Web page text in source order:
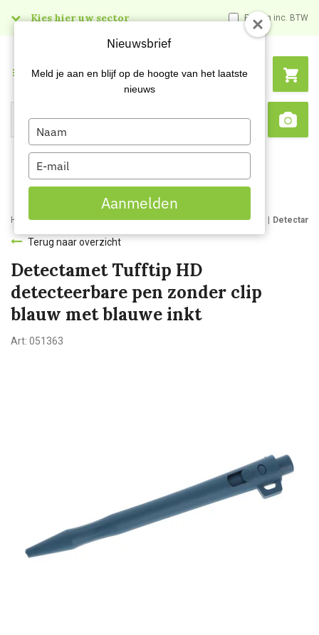
Kies hier uw sector Prijzen inc. BTW
Search
Menu
Home Webshop Veiligheidsartikelen Detecteerbare artikelen
Terug naar overzicht
Detectamet Tufftip HD
detecteerbare pen zonder clip
blauw met blauwe inkt
Art: 051363
Nieuwsbrief
Meld je aan en blijf op de hoogte van het laatste
nieuws
Type
your
name
Type
your
email
Aanmelden